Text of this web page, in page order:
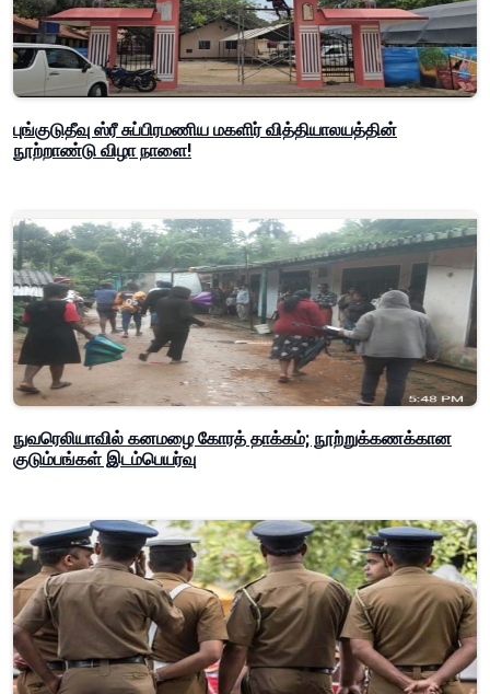
புங்குடுதீவு ஸ்ரீ சுப்பிரமணிய மகளிர் வித்தியாலயத்தின்
நூற்றாண்டு விழா நாளை!
நுவரெலியாவில் கனமழை கோரத் தாக்கம்; நூற்றுக்கணக்கான
குடும்பங்கள் இடம்பெயர்வு